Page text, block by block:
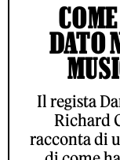
DATO
Il regista
Richard
racconta di